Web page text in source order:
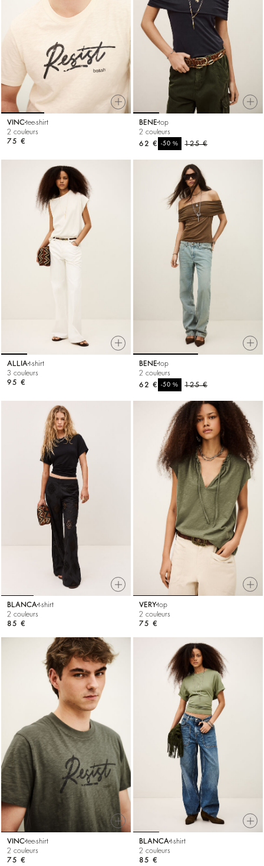
VINCtee-shirt
2 couleurs
75 €
BENE top
2 couleurs
125 €
-50%
62 €
ALLIA t-shirt
3 couleurs
95 €
BENE top
2 couleurs
125 €
-50%
62 €
BLANCA t-shirt
2 couleurs
85 €
VERYtop
2 couleurs
75 €
VINCtee-shirt
2 couleurs
75 €
BLANCAt-shirt
2 couleurs
85 €